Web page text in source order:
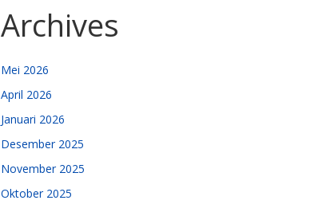
Archives
Mei 2026
April 2026
Januari 2026
Desember 2025
November 2025
Oktober 2025